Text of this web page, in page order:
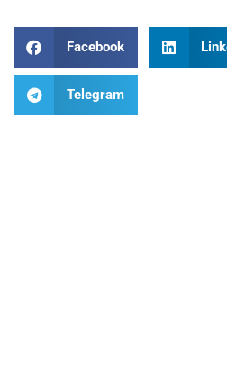
Facebook
Telegram